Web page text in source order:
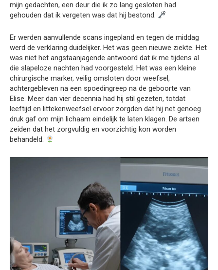
mijn gedachten, een deur die ik zo lang gesloten had
gehouden dat ik vergeten was dat hij bestond.
Er werden aanvullende scans ingepland en tegen de middag
werd de verklaring duidelijker. Het was geen nieuwe ziekte. Het
was niet het angstaanjagende antwoord dat ik me tijdens al
die slapeloze nachten had voorgesteld. Het was een kleine
chirurgische marker, veilig omsloten door weefsel,
achtergebleven na een spoedingreep na de geboorte van
Elise. Meer dan vier decennia had hij stil gezeten, totdat
leeftijd en littekenweefsel ervoor zorgden dat hij net genoeg
druk gaf om mijn lichaam eindelijk te laten klagen. De artsen
zeiden dat het zorgvuldig en voorzichtig kon worden
behandeld.